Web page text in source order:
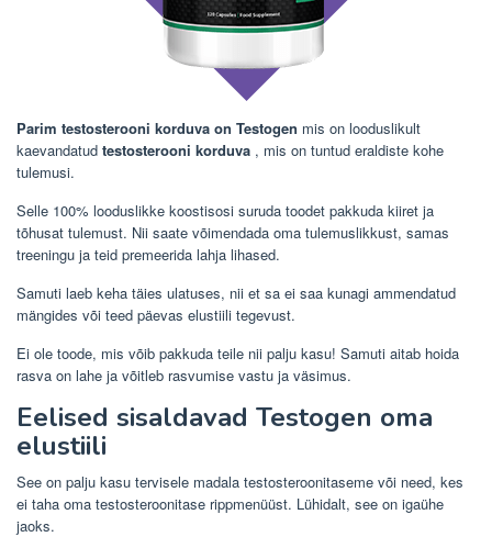
Parim testosterooni korduva on Testogen mis on looduslikult
kaevandatud testosterooni korduva , mis on tuntud eraldiste kohe
tulemusi.
Selle 100% looduslikke koostisosi suruda toodet pakkuda kiiret ja
tõhusat tulemust. Nii saate võimendada oma tulemuslikkust, samas
treeningu ja teid premeerida lahja lihased.
Samuti laeb keha täies ulatuses, nii et sa ei saa kunagi ammendatud
mängides või teed päevas elustiili tegevust.
Ei ole toode, mis võib pakkuda teile nii palju kasu! Samuti aitab hoida
rasva on lahe ja võitleb rasvumise vastu ja väsimus.
Eelised sisaldavad Testogen oma
elustiili
See on palju kasu tervisele madala testosteroonitaseme või need, kes
ei taha oma testosteroonitase rippmenüüst. Lühidalt, see on igaühe
jaoks.